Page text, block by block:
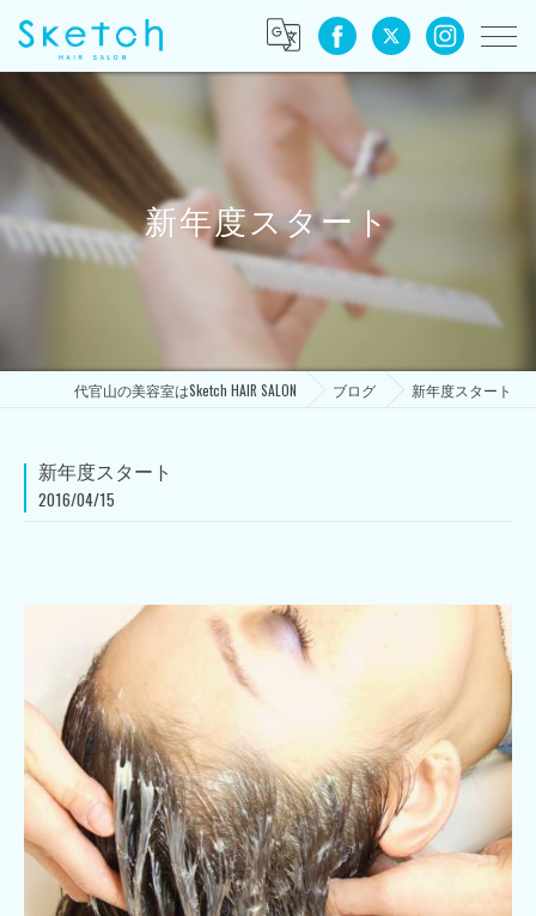
新年度スタート
代官山の美容室はSketch HAIR SALON ブログ 新年度スタート
新年度スタート
2016/04/15